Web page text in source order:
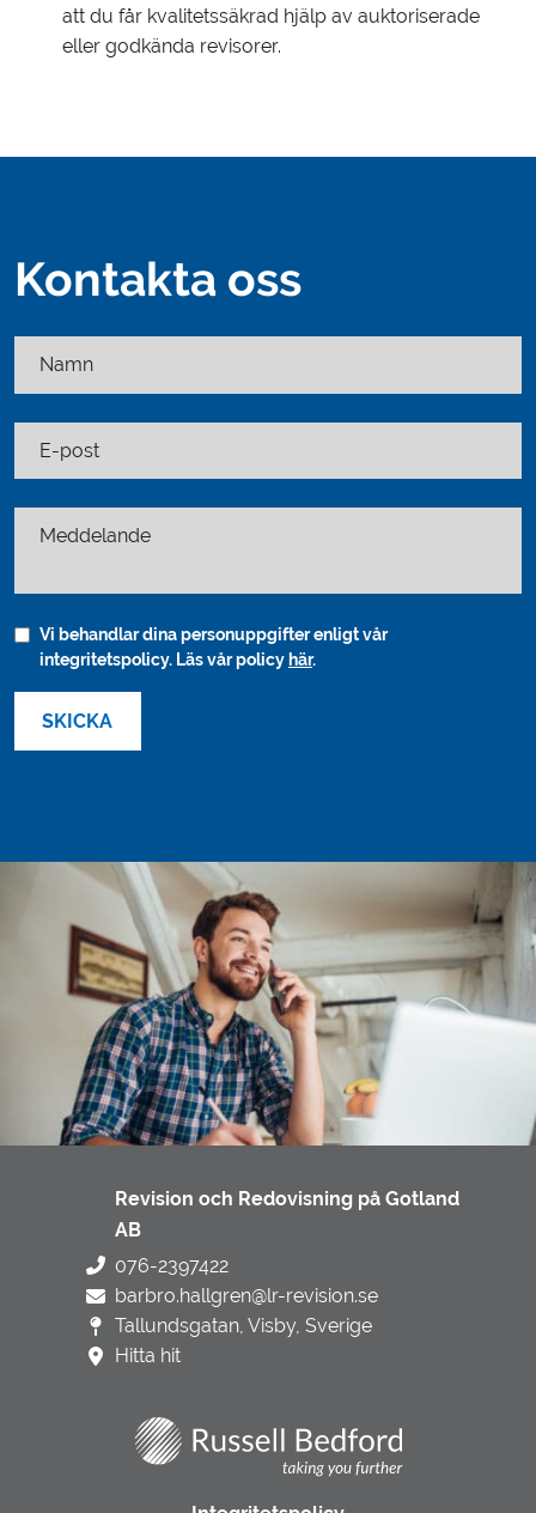
att du får kvalitetssäkrad hjälp av auktoriserade
eller godkända revisorer.
Kontakta oss
Namn
E-post
Vi behandlar dina personuppgifter enligt vår
integritetspolicy. Läs vår policy här.
Revision och Redovisning på Gotland
AB
076-2397422
barbro.hallgren@lr-revision.se
Tallundsgatan, Visby, Sverige
Hitta hit